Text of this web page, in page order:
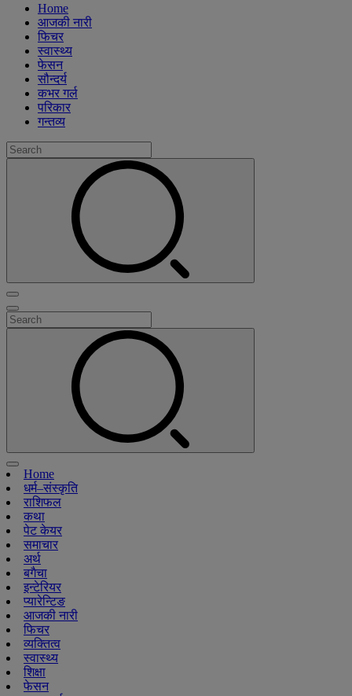
Home
आजकी नारी
फिचर
स्वास्थ्य
फेसन
सौन्दर्य
कभर गर्ल
परिकार
गन्तव्य
Home
धर्म–संस्कृति
राशिफल
कथा
पेट केयर
समाचार
अर्थ
बगैचा
इन्टेरियर
प्यारेन्टिङ
आजकी नारी
फिचर
व्यक्तित्व
स्वास्थ्य
शिक्षा
फेसन